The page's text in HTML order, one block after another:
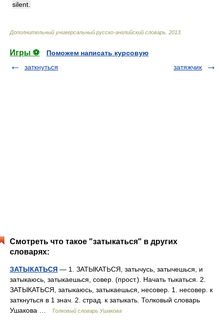
silent.
Дополнительный универсальный русско-английский словарь 2013
Игры ⚽
Поможем написать курсовую
заткнуться
затяжчик
Смотреть что такое "затыкаться" в других
словарях:
ЗАТЫКАТЬСЯ — 1. ЗАТЫКАТЬСЯ, затычусь, затычешься, и
затыкаюсь, затыкаешься, совер. (прост.). Начать тыкаться. 2.
ЗАТЫКАТЬСЯ, затыкаюсь, затыкаешься, несовер. 1. несовер. к
заткнуться в 1 знач. 2. страд. к затыкать. Толковый словарь
Ушакова …
Толковый словарь Ушакова